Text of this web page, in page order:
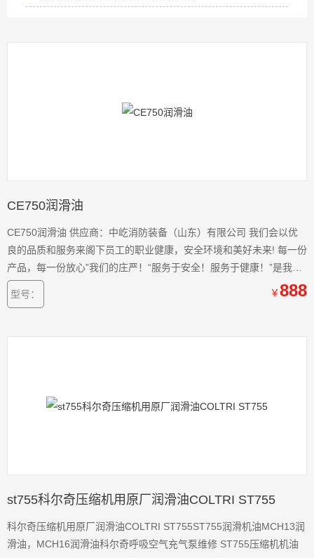
CE750润滑油
CE750润滑油 供应商：中屹消防装备（山东）有限公司 我们会以优
良的品质和服务来阁下员工的职业健康，安全环境和美好未来! 每一份
产品，每一份放心”我们的庄严！“服务于安全！服务于健康！”是我们
的目标！我们将给您的员工提供较好的安全保护 。 中国的呼吸器压缩
机供应商-济宁科尔奇机电设备有限公司，供应商：中屹消防装备
型号： ￥888
st755科尔奇压缩机用原厂润滑油COLTRI ST755
科尔奇压缩机用原厂润滑油COLTRI ST755ST755润滑机油MCH13润
滑油，MCH16润滑油科尔奇呼吸空气充气泵维修 ST755压缩机机油